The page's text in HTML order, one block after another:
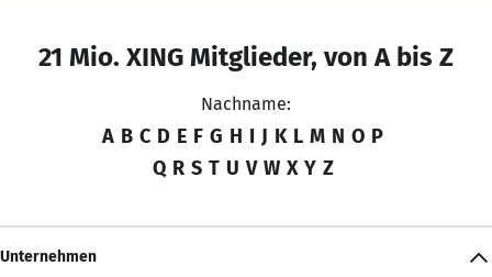
21 Mio. XING Mitglieder, von A bis Z
Nachname:
A B C D E F G H I J K L M N O P
Q R S T U V W X Y Z
Unternehmen